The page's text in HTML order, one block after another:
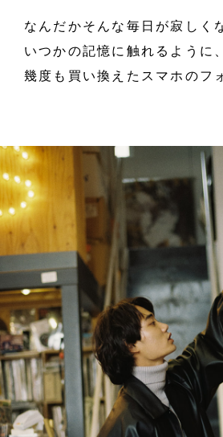
なんだかそんな毎日が寂しく
いつかの記憶に触れるように、
幾度も買い換えたスマホのフ